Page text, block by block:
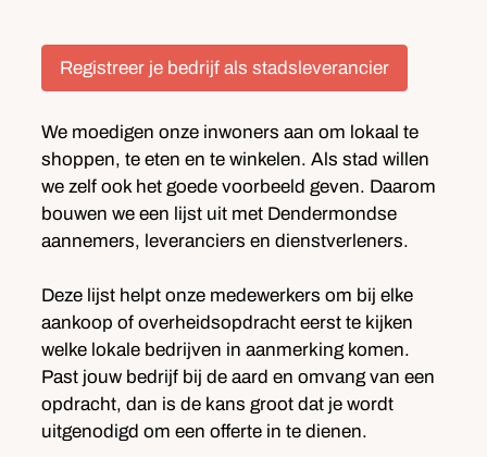
Registreer je bedrijf als stadsleverancier
We moedigen onze inwoners aan om lokaal te
shoppen, te eten en te winkelen. Als stad willen
we zelf ook het goede voorbeeld geven. Daarom
bouwen we een lijst uit met Dendermondse
aannemers, leveranciers en dienstverleners.
Deze lijst helpt onze medewerkers om bij elke
aankoop of overheidsopdracht eerst te kijken
welke lokale bedrijven in aanmerking komen.
Past jouw bedrijf bij de aard en omvang van een
opdracht, dan is de kans groot dat je wordt
uitgenodigd om een offerte in te dienen.